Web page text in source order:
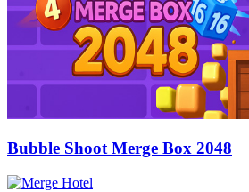
Bubble Shoot Merge Box 2048